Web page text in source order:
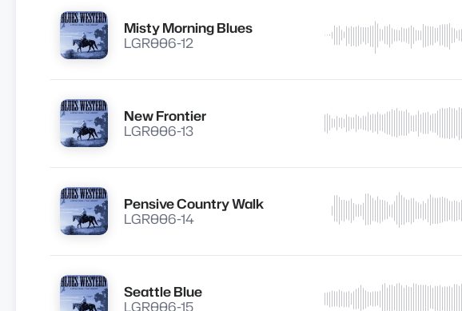
Lire
Misty Morning Blues
LGR006-12
Lire
New Frontier
LGR006-13
Lire
Pensive Country Walk
LGR006-14
Lire
Seattle Blue
LGR006-15